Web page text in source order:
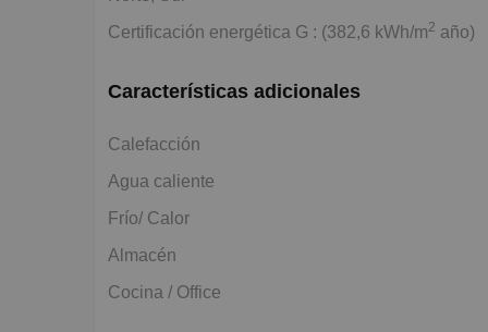
Certificación energética G : (382,6 kWh/m2 año)
Características adicionales
Calefacción
Agua caliente
Frío/ Calor
Almacén
Cocina / Office